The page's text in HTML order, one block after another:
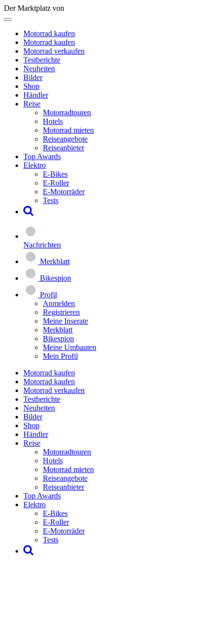
Der Marktplatz von
Motorrad kaufen
Motorrad kaufen
Motorrad verkaufen
Testberichte
Neuheiten
Bilder
Shop
Händler
Reise
Motorradtouren
Hotels
Motorrad mieten
Reiseangebote
Reiseanbieter
Top Awards
Elektro
E-Bikes
E-Roller
E-Motorräder
Tests
Nachrichten
Merkblatt
Bikespion
Profil
Anmelden
Registrieren
Meine Inserate
Merkblatt
Bikespion
Meine Umbauten
Mein Profil
Motorrad kaufen
Motorrad kaufen
Motorrad verkaufen
Testberichte
Neuheiten
Bilder
Shop
Händler
Reise
Motorradtouren
Hotels
Motorrad mieten
Reiseangebote
Reiseanbieter
Top Awards
Elektro
E-Bikes
E-Roller
E-Motorräder
Tests